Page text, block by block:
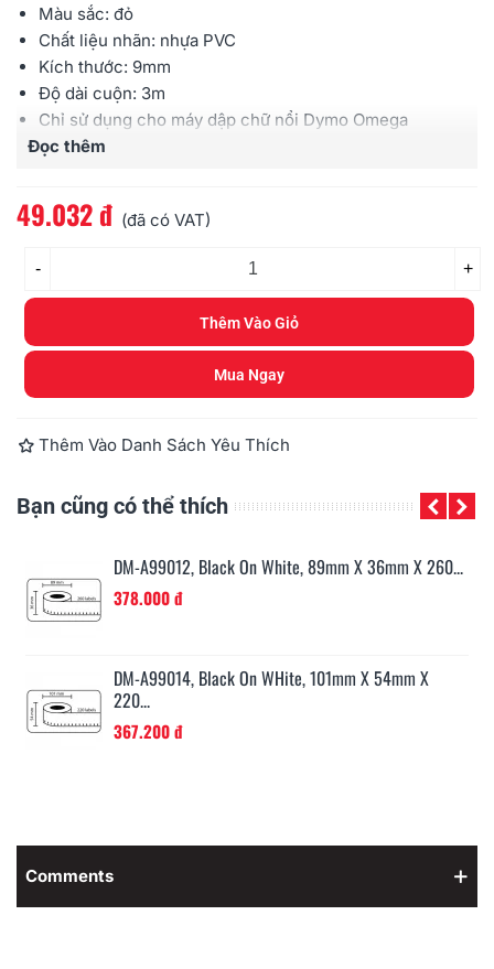
Màu sắc: đỏ
Chất liệu nhãn: nhựa PVC
Kích thước: 9mm
Độ dài cuộn: 3m
Chỉ sử dụng cho máy dập chữ nổi Dymo Omega
Embosser
Đọc thêm
49.032 đ (đã có VAT)
- +
Thêm Vào Giỏ
Mua Ngay
Thêm Vào Danh Sách Yêu Thích
Bạn cũng có thể thích
DM-A99012, Black On White, 89mm X 36mm X 260...
378.000 đ
DM-A99014, Black On WHite, 101mm X 54mm X
220...
367.200 đ
Comments